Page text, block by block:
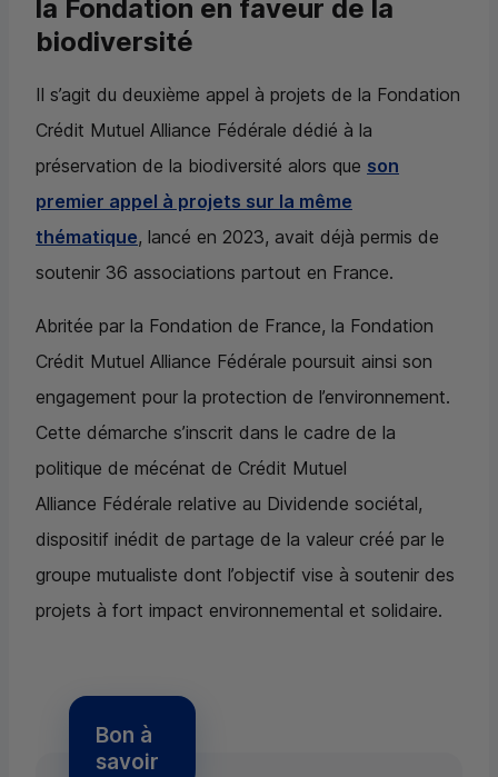
la Fondation en faveur de la
biodiversité
Il s’agit du deuxième appel à projets de la Fondation
Crédit Mutuel Alliance Fédérale dédié à la
préservation de la biodiversité alors que son
premier appel à projets sur la même
thématique, lancé en 2023, avait déjà permis de
soutenir 36 associations partout en France.
Abritée par la Fondation de France, la Fondation
Crédit Mutuel Alliance Fédérale poursuit ainsi son
engagement pour la protection de l’environnement.
Cette démarche s’inscrit dans le cadre de la
politique de mécénat de Crédit Mutuel
Alliance Fédérale relative au Dividende sociétal,
dispositif inédit de partage de la valeur créé par le
groupe mutualiste dont l’objectif vise à soutenir des
projets à fort impact environnemental et solidaire.
Bon à
savoir